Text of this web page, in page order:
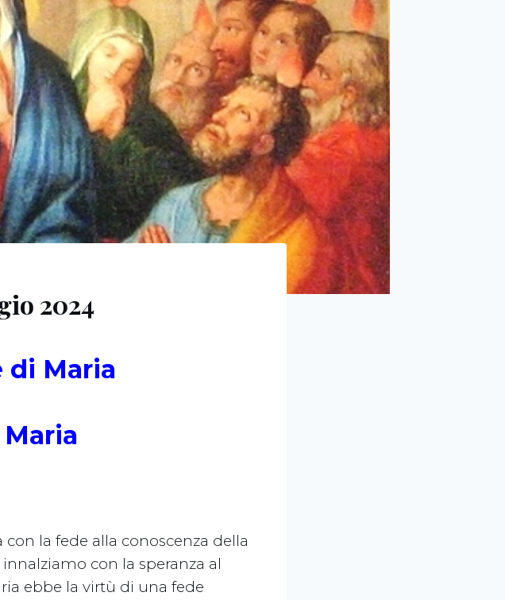
2024
di Maria
la fede alla conoscenza della
con la speranza al
ebbe la virtù di una fede